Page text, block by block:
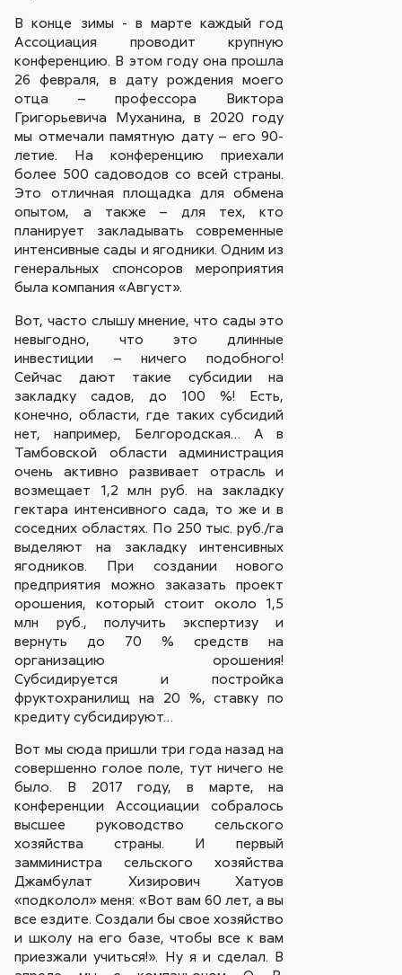
В конце зимы - в марте каждый год
Ассоциация проводит крупную
конференцию. В этом году она прошла
26 февраля, в дату рождения моего
отца – профессора Виктора
Григорьевича Муханина, в 2020 году
мы отмечали памятную дату – его 90-
летие. На конференцию приехали
более 500 садоводов со всей страны.
Это отличная площадка для обмена
опытом, а также – для тех, кто
планирует закладывать современные
интенсивные сады и ягодники. Одним из
генеральных спонсоров мероприятия
была компания «Август».
Вот, часто слышу мнение, что сады это
невыгодно, что это длинные
инвестиции – ничего подобного!
Сейчас дают такие субсидии на
закладку садов, до 100 %! Есть,
конечно, области, где таких субсидий
нет, например, Белгородская… А в
Тамбовской области администрация
очень активно развивает отрасль и
возмещает 1,2 млн руб. на закладку
гектара интенсивного сада, то же и в
соседних областях. По 250 тыс. руб./га
выделяют на закладку интенсивных
ягодников. При создании нового
предприятия можно заказать проект
орошения, который стоит около 1,5
млн руб., получить экспертизу и
вернуть до 70 % средств на
организацию орошения!
Субсидируется и постройка
фруктохранилищ на 20 %, ставку по
кредиту субсидируют…
Вот мы сюда пришли три года назад на
совершенно голое поле, тут ничего не
было. В 2017 году, в марте, на
конференции Ассоциации собралось
высшее руководство сельского
хозяйства страны. И первый
замминистра сельского хозяйства
Джамбулат Хизирович Хатуов
«подколол» меня: «Вот вам 60 лет, а вы
все ездите. Создали бы свое хозяйство
и школу на его базе, чтобы все к вам
приезжали учиться!». Ну я и сделал. В